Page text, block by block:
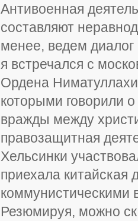
Антивоенная
составляют
менее, ведем
я встречался с
Ордена
которыми говорили
вражды между
правозащитная
Хельсинки
приехала китайская
коммунистическими
Резюмируя, можно